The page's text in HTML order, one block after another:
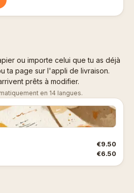
ou importe celui que tu as déjà
ta page sur l'appli de livraison.
prêts à modifier.
en 14 langues.
€9.50
€6.50